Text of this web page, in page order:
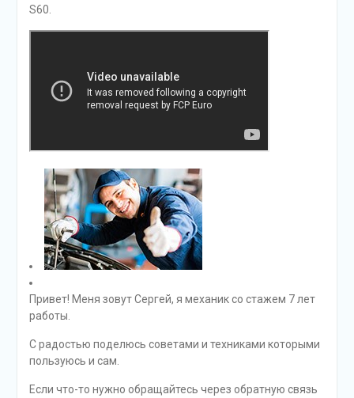
S60.
Привет! Меня зовут Сергей, я механик со стажем 7 лет
работы.
С радостью поделюсь советами и техниками которыми
пользуюсь и сам.
Если что-то нужно обращайтесь через обратную связь